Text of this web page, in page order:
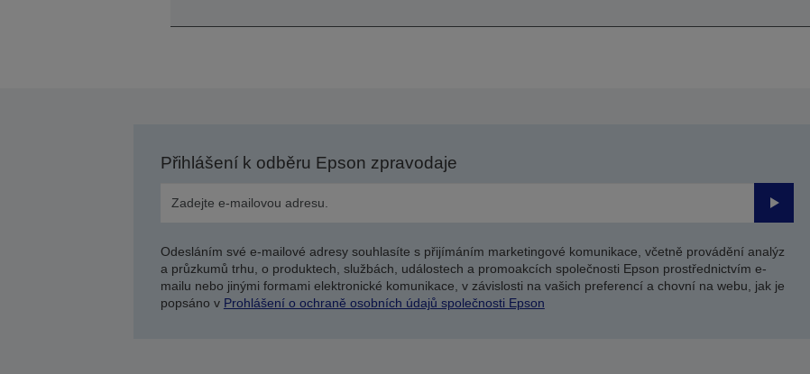
Přihlášení k odběru Epson zpravodaje
Odeslat
Odesláním své e-mailové adresy souhlasíte s přijímáním marketingové komunikace, včetně provádění analýz
a průzkumů trhu, o produktech, službách, událostech a promoakcích společnosti Epson prostřednictvím e-
mailu nebo jinými formami elektronické komunikace, v závislosti na vašich preferencí a chovní na webu, jak je
popsáno v Prohlášení o ochraně osobních údajů společnosti Epson